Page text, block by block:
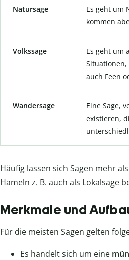
Natursage
Es geht um
kommen
Volkssage
Es geht um
auch Feen
Wandersage
Eine Sage,
existieren,
Häufig lassen sich Sagen mehr
Hameln z. B. auch als Lokalsage
Merkmale und
Für die meisten Sagen gelten
Es handelt sich um eine